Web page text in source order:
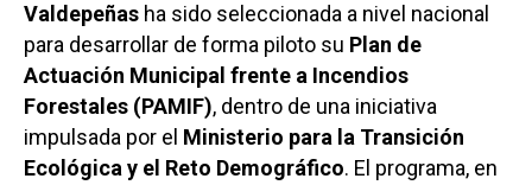
Valdepeñas ha sido seleccionada a nivel nacional
para desarrollar de forma piloto su Plan de
Actuación Municipal frente a Incendios
Forestales (PAMIF), dentro de una iniciativa
impulsada por el Ministerio para la Transición
Ecológica y el Reto Demográfico. El programa, en